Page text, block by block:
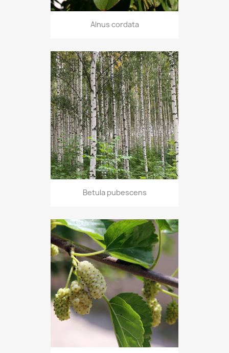
Alnus cordata
Betula pubescens